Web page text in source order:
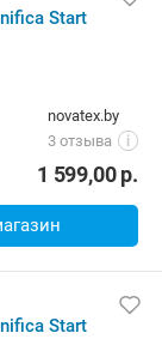
Start
novatex.by
3 отзыва
i
1 599,00р.
Start